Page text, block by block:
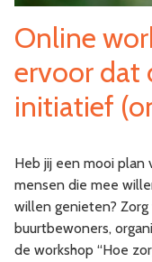
Online
ervoor dat
initiatief
Heb jij een mooi plan
mensen die mee
willen genieten?
buurtbewoners,
de workshop “Hoe